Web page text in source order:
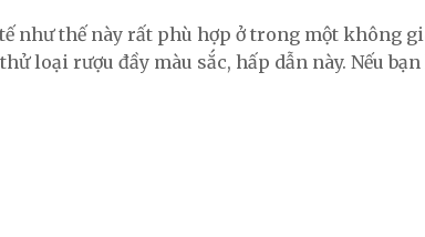
như thế này rất phù hợp ở trong một không
loại rượu đầy màu sắc, hấp dẫn này. Nếu